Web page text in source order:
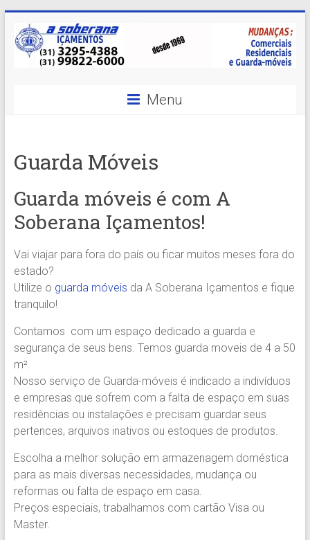
content
A
MELHOR
opção
em
Içamentos
em
BH
e
Segurança,
Agilidade
e
Confiança.
31.2510-
2122.
A
Içamento.
Içamento
BH
é
com
Menu
Guarda Móveis
Guarda móveis é com A
Soberana Içamentos!
Vai viajar para fora do país ou ficar muitos meses fora do
estado?
Utilize o guarda móveis da A Soberana Içamentos e fique
tranquilo!
Contamos com um espaço dedicado a guarda e
segurança de seus bens. Temos guarda moveis de 4 a 50
m².
Nosso serviço de Guarda-móveis é indicado a indivíduos
e empresas que sofrem com a falta de espaço em suas
residências ou instalações e precisam guardar seus
pertences, arquivos inativos ou estoques de produtos.
Escolha a melhor solução em armazenagem doméstica
para as mais diversas necessidades, mudança ou
reformas ou falta de espaço em casa.
Preços especiais, trabalhamos com cartão Visa ou
Master.